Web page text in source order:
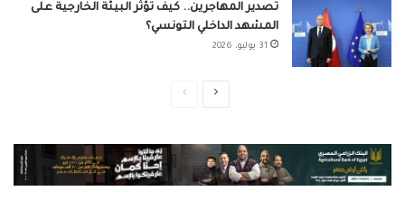
تصدير المهاجرين.. كيف تؤثر البيئة الخارجية على
المشهد الداخلي التونسي؟
31 يوليو، 2026
الصفحةالصفحة